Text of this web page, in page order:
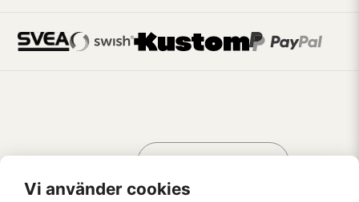
AV KREATÖRER
Vi använder cookies